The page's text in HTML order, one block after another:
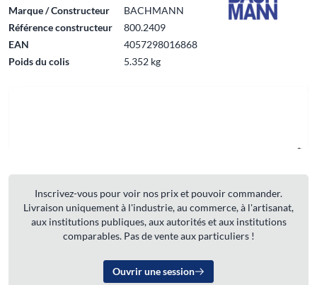
Marque / Constructeur
BACHMANN
Référence constructeur
800.2409
EAN
4057298016868
Poids du colis
5.352 kg
Inscrivez-vous pour voir nos prix et pouvoir commander.
Livraison uniquement à l'industrie, au commerce, à l'artisanat,
aux institutions publiques, aux autorités et aux institutions
comparables. Pas de vente aux particuliers !
Ouvrir une session